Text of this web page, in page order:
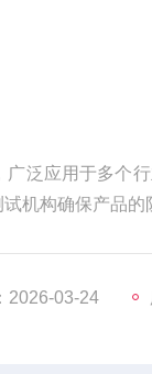
泛应用于多个
机构确保产品的
2026-03-24